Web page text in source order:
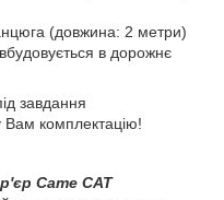
(довжина: 2 метри)
в дорожнє
завдання
Вам комплектацію!
Came CAT